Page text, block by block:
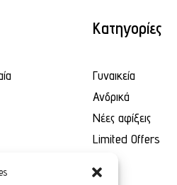
Κατηγορίες
Γυναικεία
Ανδρικά
Νέες αφίξεις
Limited Offers